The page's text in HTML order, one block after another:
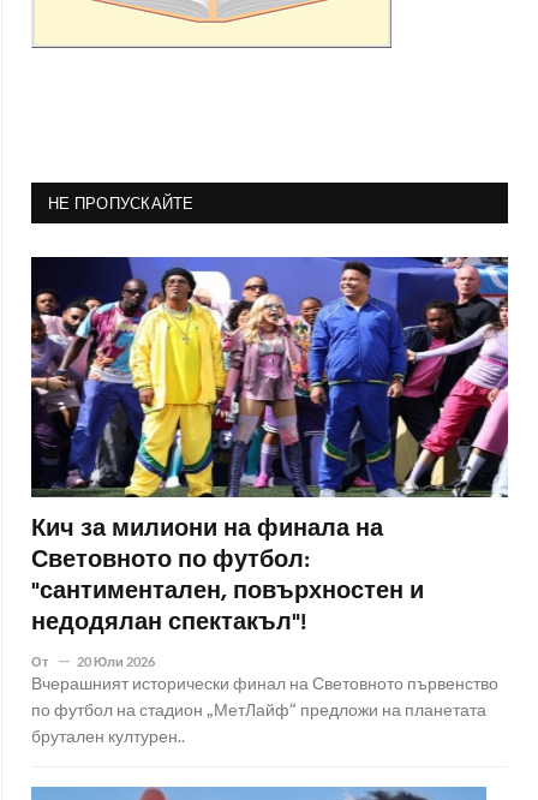
НЕ ПРОПУСКАЙТЕ
Кич за милиони на финала на
Световното по футбол:
"сантиментален, повърхностен и
недодялан спектакъл"!
От 20 Юли 2026
Вчерашният исторически финал на Световното първенство
по футбол на стадион „МетЛайф“ предложи на планетата
брутален културен..